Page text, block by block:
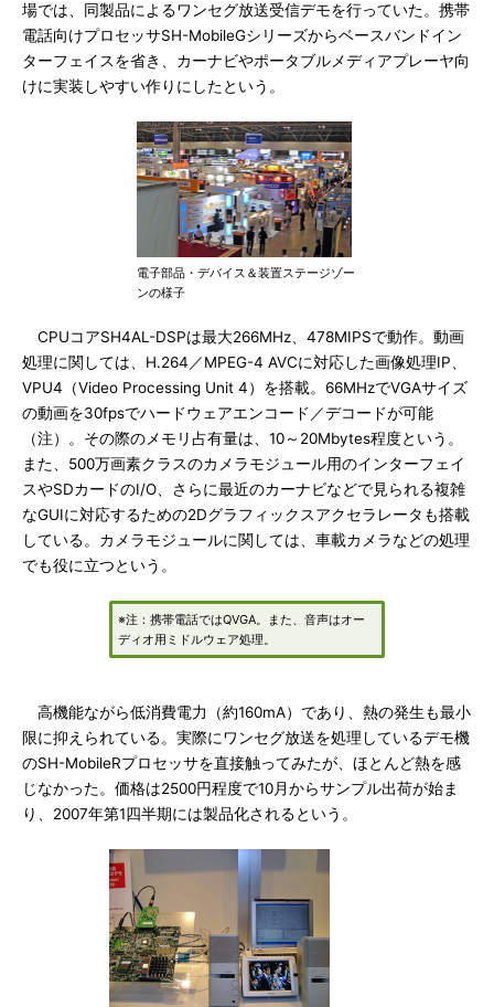
場では、同製品によるワンセグ放送受信デモを行っていた。携帯
電話向けプロセッサSH-MobileGシリーズからベースバンドイン
ターフェイスを省き、カーナビやポータブルメディアプレーヤ向
けに実装しやすい作りにしたという。
電子部品・デバイス＆装置ステージゾー
ンの様子
CPUコアSH4AL-DSPは最大266MHz、478MIPSで動作。動画
処理に関しては、H.264／MPEG-4 AVCに対応した画像処理IP、
VPU4（Video Processing Unit 4）を搭載。66MHzでVGAサイズ
の動画を30fpsでハードウェアエンコード／デコードが可能
（注）。その際のメモリ占有量は、10～20Mbytes程度という。
また、500万画素クラスのカメラモジュール用のインターフェイ
スやSDカードのI/O、さらに最近のカーナビなどで見られる複雑
なGUIに対応するための2Dグラフィックスアクセラレータも搭載
している。カメラモジュールに関しては、車載カメラなどの処理
でも役に立つという。
※注：携帯電話ではQVGA。また、音声はオー
ディオ用ミドルウェア処理。
高機能ながら低消費電力（約160mA）であり、熱の発生も最小
限に抑えられている。実際にワンセグ放送を処理しているデモ機
のSH-MobileRプロセッサを直接触ってみたが、ほとんど熱を感
じなかった。価格は2500円程度で10月からサンプル出荷が始ま
り、2007年第1四半期には製品化されるという。